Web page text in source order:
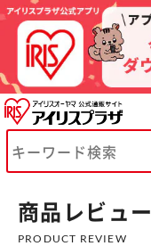
商品レビュー
PRODUCT REVIEW